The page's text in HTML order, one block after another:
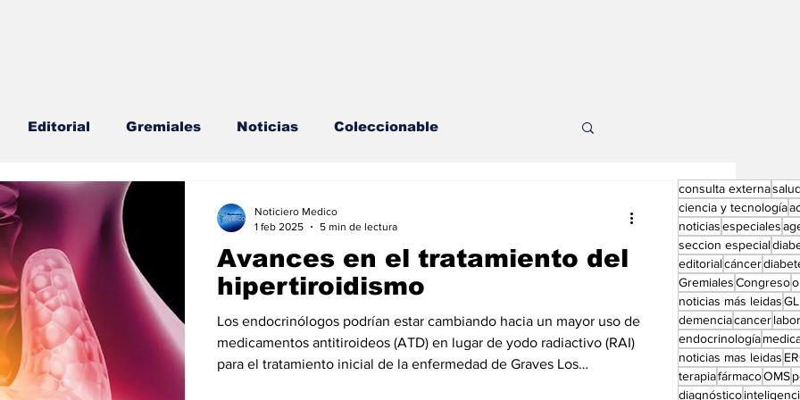
Editorial Gremiales Noticias Coleccionable
Mental Agenda
Endocrinología Actualidad especial
especial Consulta Externa especial Editorial especial
Avances en el tratamiento del
hipertiroidismo
Los endocrinólogos podrían estar cambiando hacia un mayor uso de
medicamentos antitiroideos (ATD) en lugar de yodo radiactivo (RAI)
para el tratamiento inicial de la enfermedad de Graves Los
Noticiero Medico
1 feb 2025
5 min de lectura
consulta externa
ciencia y tecnología
noticiasespeciales
seccion especial
editorialcáncer
GremialesCongreso
noticias más leidas
demenciacancer
endocrinología
noticias mas leidas
terapiafármacoOMS
diagnóstico